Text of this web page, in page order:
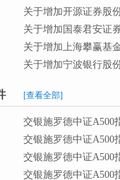
关于增加开源证券股
关于增加国泰君安证
关于增加上海攀赢基
关于增加宁波银行股
[查看全部]
交银施罗德中证A500
交银施罗德中证A500
交银施罗德中证A500
交银施罗德中证A500